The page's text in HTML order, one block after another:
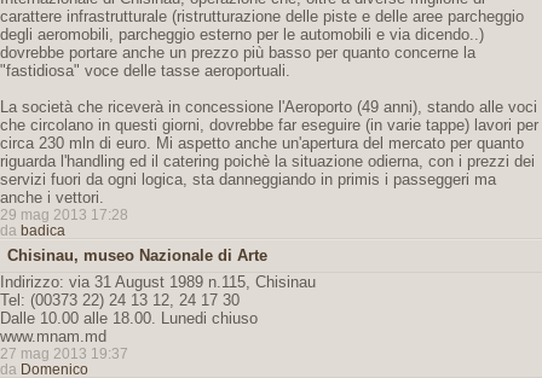
carattere infrastrutturale (ristrutturazione delle piste e delle aree parcheggio
degli aeromobili, parcheggio esterno per le automobili e via dicendo..)
dovrebbe portare anche un prezzo più basso per quanto concerne la
"fastidiosa" voce delle tasse aeroportuali.
La società che riceverà in concessione l'Aeroporto (49 anni), stando alle voci
che circolano in questi giorni, dovrebbe far eseguire (in varie tappe) lavori per
circa 230 mln di euro. Mi aspetto anche un'apertura del mercato per quanto
riguarda l'handling ed il catering poichè la situazione odierna, con i prezzi dei
servizi fuori da ogni logica, sta danneggiando in primis i passeggeri ma
anche i vettori.
29 mag 2013 17:28
da badica
Chisinau, museo Nazionale di Arte
Indirizzo: via 31 August 1989 n.115, Chisinau
Tel: (00373 22) 24 13 12, 24 17 30
Dalle 10.00 alle 18.00. Lunedi chiuso
www.mnam.md
27 mag 2013 19:37
da Domenico